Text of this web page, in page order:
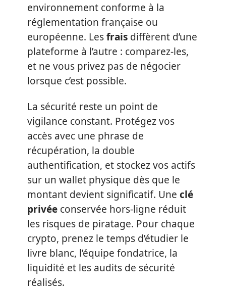
environnement conforme à la
réglementation française ou
européenne. Lesfrais diffèrent d’une
plateforme à l’autre : comparez-les,
et ne vous privez pas de négocier
lorsque c’est possible.
La sécurité reste un point de
vigilance constant. Protégez vos
accès avec une phrase de
récupération, la double
authentification, et stockez vos actifs
sur un wallet physique dès que le
montant devient significatif. Une clé
privée conservée hors-ligne réduit
les risques de piratage. Pour chaque
crypto, prenez le temps d’étudier le
livre blanc, l’équipe fondatrice, la
liquidité et les audits de sécurité
réalisés.